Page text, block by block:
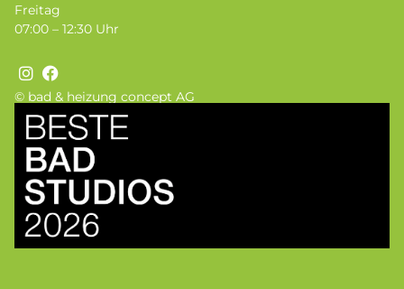
© bad & heizung concept AG
Freitag
07:00 – 12:30 Uhr